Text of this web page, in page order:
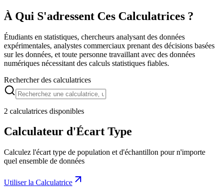
À Qui S'adressent Ces Calculatrices ?
Étudiants en statistiques, chercheurs analysant des données
expérimentales, analystes commerciaux prenant des décisions basées
sur les données, et toute personne travaillant avec des données
numériques nécessitant des calculs statistiques fiables.
Rechercher des calculatrices
2 calculatrices disponibles
Calculateur d'Écart Type
Calculez l'écart type de population et d'échantillon pour n'importe
quel ensemble de données
Utiliser la Calculatrice